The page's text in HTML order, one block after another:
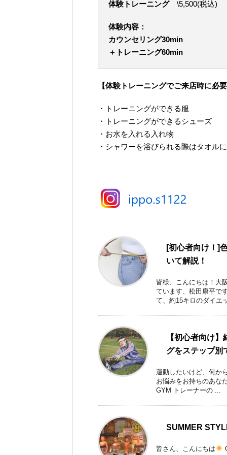
体験トレーニング \5,500(税込)
体験内容：
カウンセリング30min
＋トレーニング60min
【体験トレーニングでご来店時に必
・トレーニングができる服
・トレーニングができるシューズ
・お水を入れる入れ物
・シャワーを浴びられる際はタオル
[初心者向け！]
いて解説！
皆様、こんにちは！大
ています、松田康平で
て、約15キロのダイエ
【初心者向け
グをステップ別
運動したいけど、何か
お悩みをお持ちのあな
GYM トレーナーの ...
SUMMER
皆さん、こんにちは